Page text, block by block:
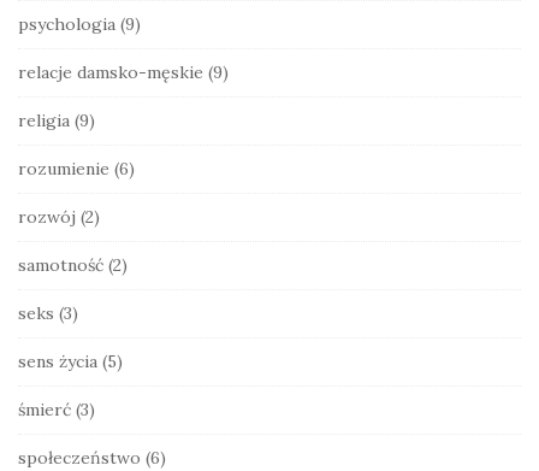
psychologia (9)
relacje damsko-męskie (9)
religia (9)
rozumienie (6)
rozwój (2)
samotność (2)
seks (3)
sens życia (5)
śmierć (3)
społeczeństwo (6)